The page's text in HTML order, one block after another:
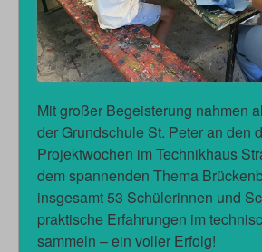
Mit großer Begeisterung nahmen
der Grundschule St. Peter an den
Projektwochen im Technikhaus
dem spannenden Thema
insgesamt 53 Schülerinnen und
praktische Erfahrungen im
sammeln – ein voller Erfolg!